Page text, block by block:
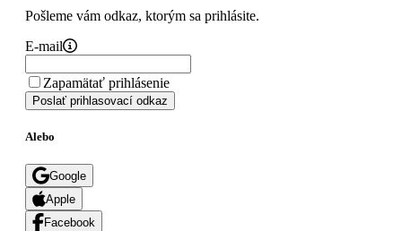
Pošleme vám odkaz, ktorým sa prihlásite.
E-mail
Zapamätať prihlásenie
Poslať prihlasovací odkaz
Alebo
Google
Apple
Facebook